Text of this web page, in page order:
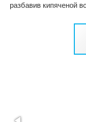
разбавив кипяченой